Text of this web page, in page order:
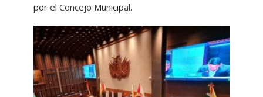
por el Concejo Municipal.